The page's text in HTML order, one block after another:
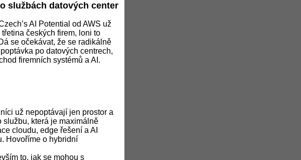
službách datových center
AI Potential od AWS už
českých firem, loni to
se očekávat, že se radikálně
po datových centrech,
firemních systémů a AI.
už nepoptávají jen prostor a
službu, která je maximálně
cloudu, edge řešení a AI
Hovoříme o hybridní
to, jak se mohou s